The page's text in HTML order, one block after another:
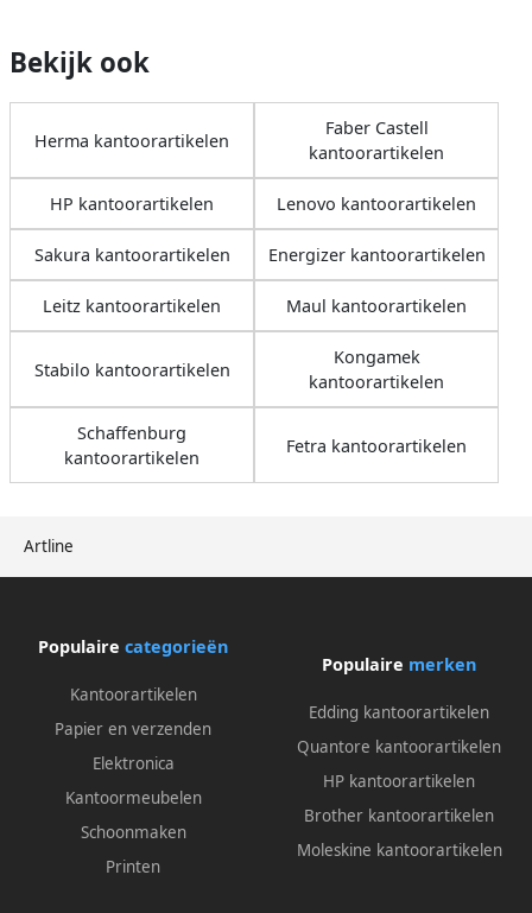
Artline
Bekijk ook
Herma kantoorartikelen
Faber Castell
kantoorartikelen
HP kantoorartikelen Lenovo kantoorartikelen
Sakura kantoorartikelen Energizer kantoorartikelen
Leitz kantoorartikelen Maul kantoorartikelen
Stabilo kantoorartikelen
Kongamek
kantoorartikelen
Schaffenburg
kantoorartikelen
Fetra kantoorartikelen
Populaire categorieën
Kantoorartikelen
Papier en verzenden
Elektronica
Kantoormeubelen
Schoonmaken
Printen
Populaire merken
Edding kantoorartikelen
Quantore kantoorartikelen
HP kantoorartikelen
Brother kantoorartikelen
Moleskine kantoorartikelen